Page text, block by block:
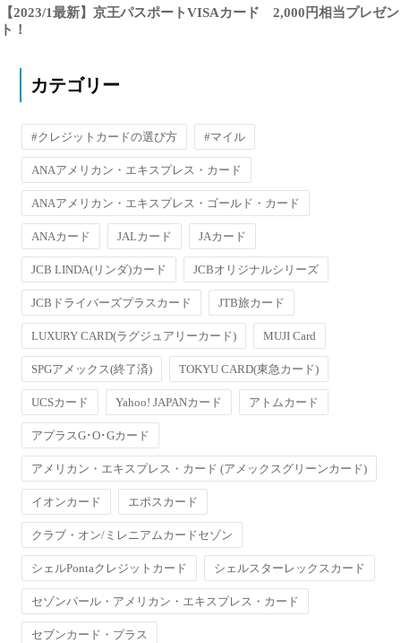
【2023/1最新】京王パスポートVISAカード 2,000円相当プレゼン
ト！
カテゴリー
#クレジットカードの選び方 #マイル
ANAアメリカン・エキスプレス・カード
ANAアメリカン・エキスプレス・ゴールド・カード
ANAカード JALカード JAカード
JCB LINDA(リンダ)カード JCBオリジナルシリーズ
JCBドライバーズプラスカード JTB旅カード
LUXURY CARD(ラグジュアリーカード) MUJI Card
SPGアメックス(終了済) TOKYU CARD(東急カード)
UCSカード Yahoo! JAPANカード アトムカード
アプラスG･O･Gカード
アメリカン・エキスプレス・カード (アメックスグリーンカード)
イオンカード エポスカード
クラブ・オン/ミレニアムカードセゾン
シェルPontaクレジットカード シェルスターレックスカード
セゾンパール・アメリカン・エキスプレス・カード
セブンカード・プラス